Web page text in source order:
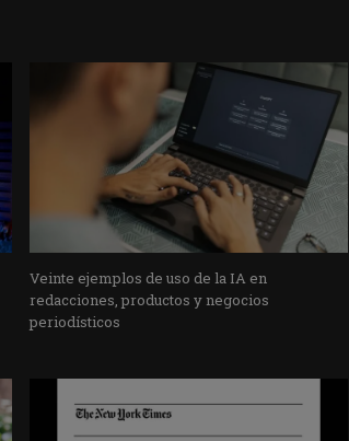
Veinte ejemplos de uso de la IA en
redacciones, productos y negocios
periodísticos